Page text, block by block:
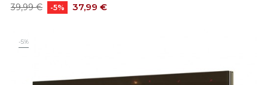
Precio
39,99 € -5% Precio
37,99 €
-5%